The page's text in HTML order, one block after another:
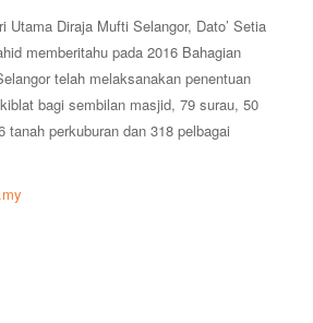
Utama Diraja Mufti Selangor, Dato’ Setia
memberitahu pada 2016 Bahagian
telah melaksanakan penentuan
bagi sembilan masjid, 79 surau, 50
tanah perkuburan dan 318 pelbagai